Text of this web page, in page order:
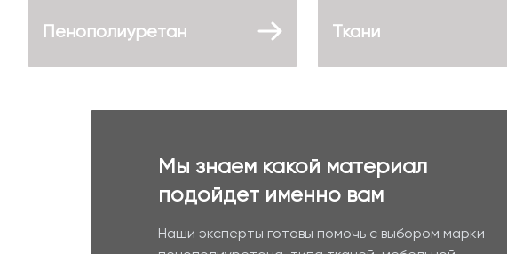
Пенополиуретан Ткани
Мы знаем какой материал
подойдет именно вам
Наши эксперты готовы помочь с выбором марки